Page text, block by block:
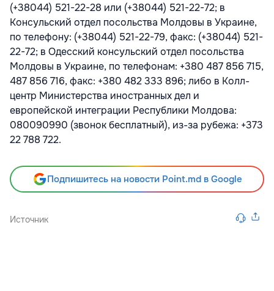
(+38044) 521-22-28 или (+38044) 521-22-72; в
Консульский отдел посольства Молдовы в Украине,
по телефону: (+38044) 521-22-79, факс: (+38044) 521-
22-72; в Одесский консульский отдел посольства
Молдовы в Украине, по телефонам: +380 487 856 715,
487 856 716, факс: +380 482 333 896; либо в Колл-
центр Министерства иностранных дел и
европейской интеграции Республики Молдова:
080090990 (звонок бесплатный), из-за рубежа: +373
22 788 722.
Подпишитесь на новости Point.md в Google
Источник